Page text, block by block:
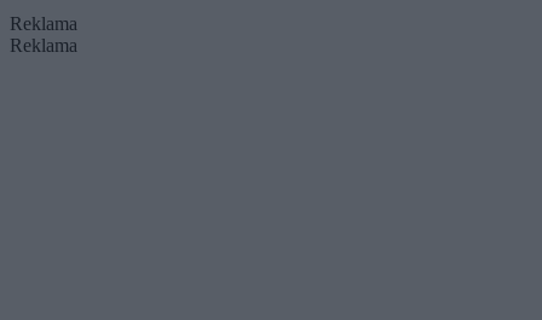
Reklama
Reklama